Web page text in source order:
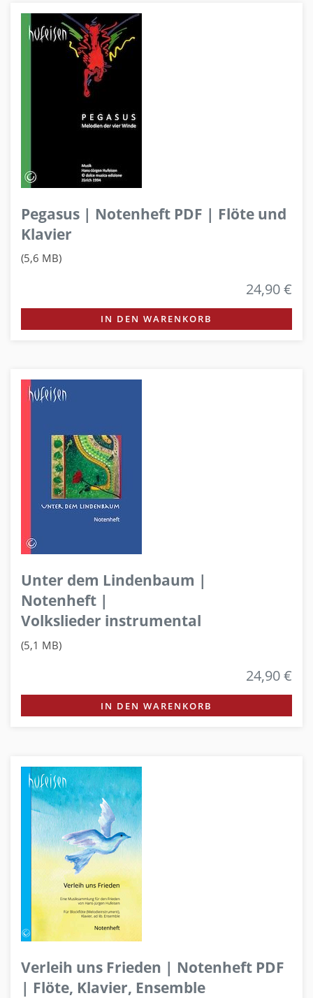
Pegasus | Notenheft PDF | Flöte und
Klavier
(5,6 MB)
24,90 €
IN DEN WARENKORB
Unter dem Lindenbaum |
Notenheft |
Volkslieder instrumental
(5,1 MB)
24,90 €
IN DEN WARENKORB
Verleih uns Frieden | Notenheft PDF
| Flöte, Klavier, Ensemble